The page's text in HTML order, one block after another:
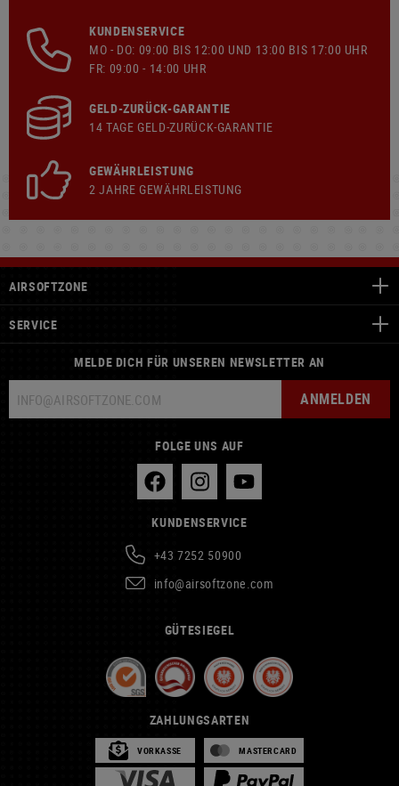
KUNDENSERVICE
MO - DO: 09:00 BIS 12:00 UND 13:00 BIS 17:00 UHR
FR: 09:00 - 14:00 UHR
GELD-ZURÜCK-GARANTIE
14 TAGE GELD-ZURÜCK-GARANTIE
GEWÄHRLEISTUNG
2 JAHRE GEWÄHRLEISTUNG
AIRSOFTZONE
SERVICE
MELDE DICH FÜR UNSEREN NEWSLETTER AN
ANMELDEN
FOLGE UNS AUF
KUNDENSERVICE
+43 7252 50900
info@airsoftzone.com
GÜTESIEGEL
ZAHLUNGSARTEN
VORKASSE MASTERCARD